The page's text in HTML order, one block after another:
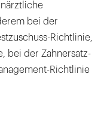
bei der
Richtlinie,
bei der Zahnersatz-
Richtlinie